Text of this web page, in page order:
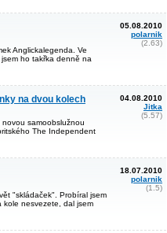
Anglickalegenda. Ve
ho takřka denně na
05.08.2010
polarnik
(2.63)
na dvou kolech
samoobslužnou
The Independent
04.08.2010
Jitka
(5.57)
"skládaček". Probíral jsem
nesvezete, dal jsem
18.07.2010
polarnik
(1.5)